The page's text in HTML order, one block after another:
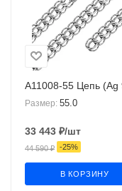
А11008-55 Цепь (Ag
Размер: 55.0
33 443 ₽/шт
44 590₽ -25%
В КОРЗИНУ